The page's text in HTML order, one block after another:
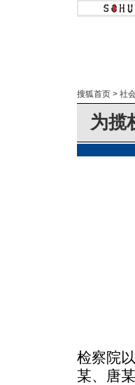
搜狐首页 > 社
为揽
检察院
某、唐